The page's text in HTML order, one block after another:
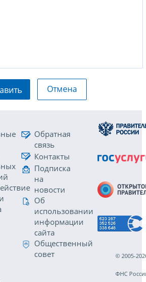
Отмена
Обратная
связь
Контакты
Подписка
на
новости
Об
использовании
информации
сайта
Общественный
совет
© 2005-
ФНС